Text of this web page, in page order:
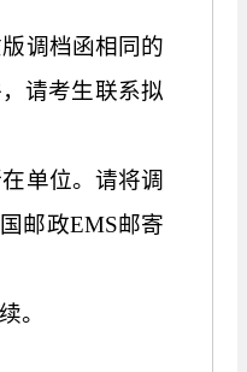
调档函相同的
请考生联系拟
单位。请将调
邮政EMS邮寄
。